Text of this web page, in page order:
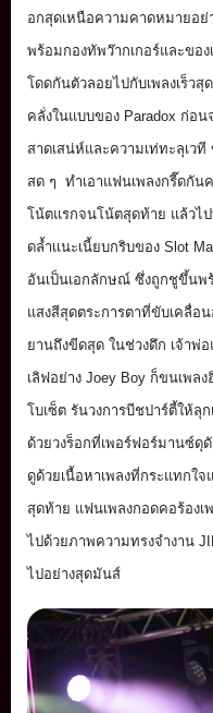
อกสุดเหนือความคาดหมายอย่
พร้อมกองทัพว๊ากเกอร์และของ
โดดกันตัวลอยไปกับเพลงเร็ว
คลั่งในแบบของ Paradox ก่อ
สาดเสน่ห์และความเท่ทะลุเว
สด ๆ ทำเอาแฟนเพลงกรี๊ดกัน
โน้ตแรกจนโน้ตสุดท้าย แล้วไ
ดล้ำเเนะเนี้ยบกริบของ Slot
อันเป็นเอกลักษณ์ ซึ่งถูกชูขึ้นพ
แสงสีสุดตระการตาที่ขับเคลื่อ
ยานถึงขีดสุด ในช่วงดึก เจ้าพ่
เลิฟอย่าง Joey Boy ก็ขนเพล
โบเซ็ต รันวงการบีชปาร์ตี้ให้
ด้วยวงร็อกที่เพอร์ฟอร์มานซ์ดุ
ดูด้วยเนื้อหาเพลงที่กระแทกใ
สุดท้าย แฟนเพลงกอดคอร้อง
ไปด้วยภาพความทรงจำงาน
ไปอย่างสุดมันส์